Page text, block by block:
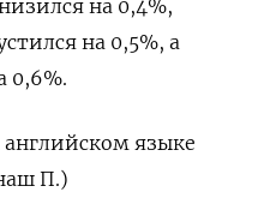
на 0,4%,
на ​0,5%, ⁠а
0,6%.
языке
П.)